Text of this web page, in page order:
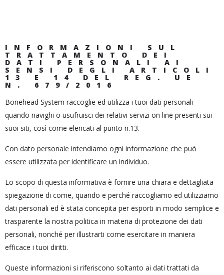
INFORMAZIONI SUL
TRATTAMENTO DEI
DATI PERSONALI AI
SENSI DEGLI ARTICOLI
13 E 14 DEL REG. UE
N. 679/2016
Bonehead System raccoglie ed utilizza i tuoi dati personali
quando navighi o usufruisci dei relativi servizi on line presenti sui
suoi siti, così come elencati al punto n.13.
Con dato personale intendiamo ogni informazione che può
essere utilizzata per identificare un individuo.
Lo scopo di questa informativa è fornire una chiara e dettagliata
spiegazione di come, quando e perché raccogliamo ed utilizziamo
dati personali ed è stata concepita per esporti in modo semplice e
trasparente la nostra politica in materia di protezione dei dati
personali, nonché per illustrarti come esercitare in maniera
efficace i tuoi diritti.
Queste informazioni si riferiscono soltanto ai dati trattati da